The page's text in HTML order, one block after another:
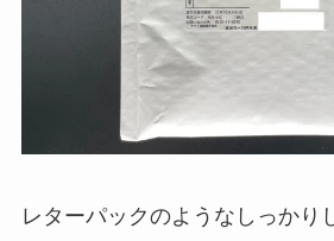
レターパックのようなしっかり